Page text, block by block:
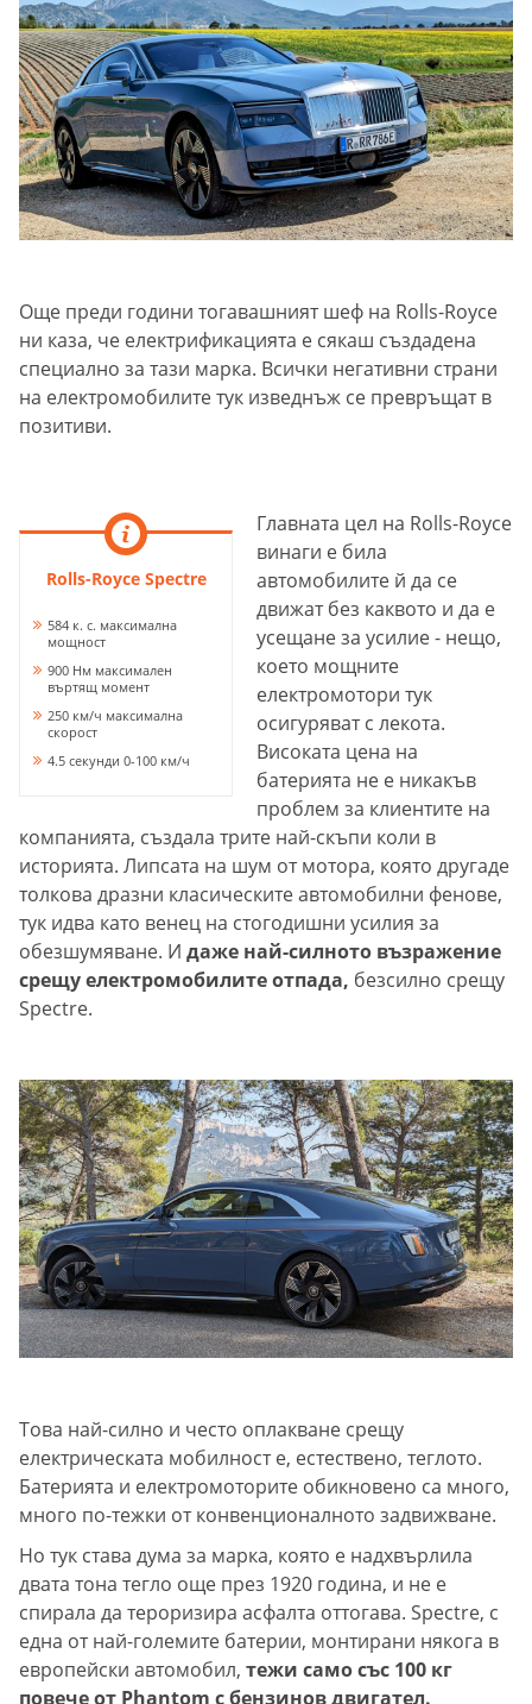
Още преди години тогавашният шеф на Rolls-Royce
ни каза, че електрификацията е сякаш създадена
специално за тази марка. Всички негативни страни
на електромобилите тук изведнъж се превръщат в
позитиви.
Rolls-Royce Spectre
584 к. с. максимална
мощност
900 Нм максимален
въртящ момент
250 км/ч максимална
скорост
4.5 секунди 0-100 км/ч
Главната цел на Rolls-Royce
винаги е била
автомобилите й да се
движат без каквото и да е
усещане за усилие - нещо,
което мощните
електромотори тук
осигуряват с лекота.
Високата цена на
батерията не е никакъв
проблем за клиентите на
компанията, създала трите най-скъпи коли в
историята. Липсата на шум от мотора, която другаде
толкова дразни класическите автомобилни фенове,
тук идва като венец на стогодишни усилия за
обезшумяване. И даже най-силното възражение
срещу електромобилите отпада, безсилно срещу
Spectre.
Това най-силно и често оплакване срещу
електрическата мобилност е, естествено, теглото.
Батерията и електромоторите обикновено са много,
много по-тежки от конвенционалното задвижване.
Но тук става дума за марка, която е надхвърлила
двата тона тегло още през 1920 година, и не е
спирала да тероризира асфалта оттогава. Spectre, с
една от най-големите батерии, монтирани някога в
европейски автомобил, тежи само със 100 кг
повече от Phantom с бензинов двигател.